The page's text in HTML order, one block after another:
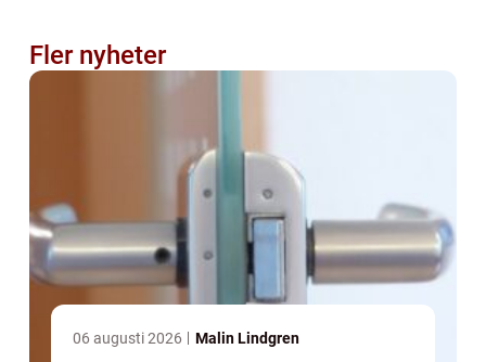
Fler nyheter
06 augusti 2026 Malin Lindgren